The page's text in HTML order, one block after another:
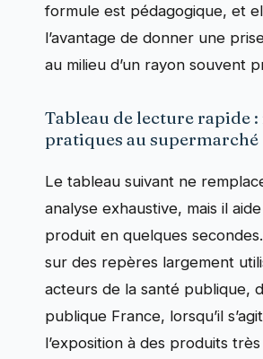
formule est pédagogique, et
l’avantage de donner une
au milieu d’un rayon souvent
Tableau de lecture rapide :
pratiques au supermarché
Le tableau suivant ne
analyse exhaustive, mais il
produit en quelques
sur des repères largement
acteurs de la santé publique,
publique France, lorsqu’il
l’exposition à des produits